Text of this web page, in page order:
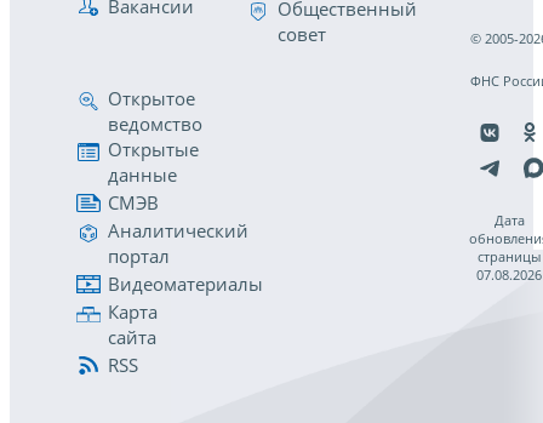
Вакансии
Общественный
совет
Открытое
ведомство
Открытые
данные
СМЭВ
Аналитический
портал
Видеоматериалы
Карта
сайта
RSS
© 2005-
ФНС
Дата
страницы
07.08.2026